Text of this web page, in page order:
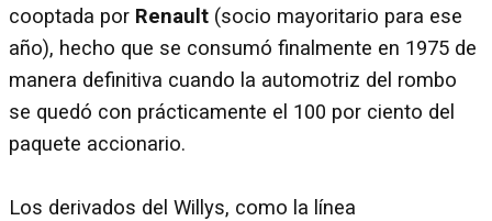
cooptada por Renault (socio mayoritario para ese
año), hecho que se consumó finalmente en 1975 de
manera definitiva cuando la automotriz del rombo
se quedó con prácticamente el 100 por ciento del
paquete accionario.
Los derivados del Willys, como la línea